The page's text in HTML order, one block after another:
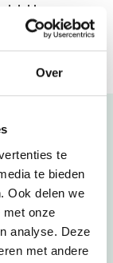
Over
te
te bieden
Ook delen we
met onze
analyse. Deze
met andere
in